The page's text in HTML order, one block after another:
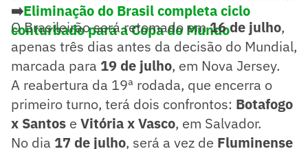
➡️Eliminação do Brasil completa ciclo
conturbado para a Copa do Mundo
O Brasileirão será retomado em16 de julho,
apenas três dias antes da decisão do Mundial,
marcada para 19 de julho, em Nova Jersey.
A reabertura da 19ª rodada, que encerra o
primeiro turno, terá dois confrontos: Botafogo
x Santos e Vitória x Vasco, em Salvador.
No dia 17 de julho, será a vez de Fluminense